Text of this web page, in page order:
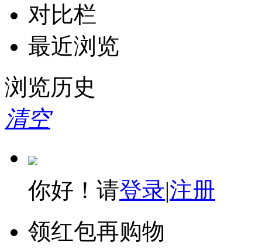
对比栏
最近浏览
浏览历史
清空
你好！请登录|注册
领红包再购物